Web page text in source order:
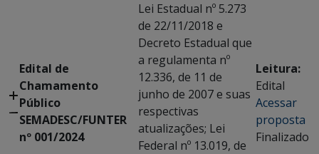
Edital de
Chamamento
Público
SEMADESC/FUNTER
nº 001/2024
Lei Estadual nº 5.273
de 22/11/2018 e
Decreto Estadual que
a regulamenta nº
12.336, de 11 de
junho de 2007 e suas
respectivas
atualizações; Lei
Federal nº 13.019, de
Leitura:
Edital
Acessar
proposta
Finalizado